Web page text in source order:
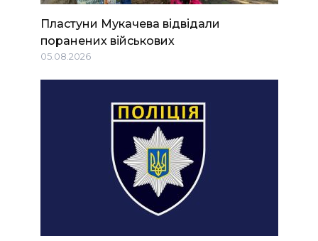
Пластуни Мукачева відвідали
поранених військових
05.08.2026